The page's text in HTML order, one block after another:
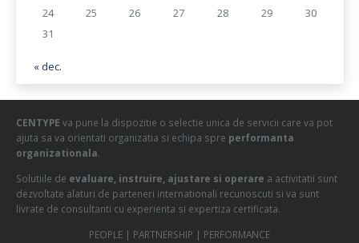
24
25 26 27 28 29
30
31
« dec.
CENTYPE va pune la dispozitie o selectie unica de servicii care va pot
ajuta sa va orientati organizatia si echipa spre performanta
organizationala.
Solutiile de evaluare, instruire, ajustare si operare a activitatii sunt
dezvoltate alaturi de parteneri internationali recunoscuti si va sunt
livrate de consultanti cu experienta si expertiza certificata.
PEOPLE | PARTNERSHIP | PERFORMANCE